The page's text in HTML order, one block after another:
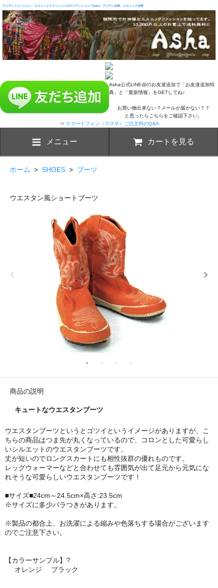
アジアンファッション・エスニックファッションのアジアンショップAsha・アジアン衣料、エスニック衣料
Asha公式LINE@のお友達追加で「お友達追加特
典」と「最新情報」をGETしてね♪
お買い物出来ない？メールが届かない？？
と思ったらこちらをご確認下さい。
⇒ スマートフォン（スマホ）ご注文時のQ&A
メニュー カートを見る
ホーム > SHOES > ブーツ
ウエスタン風ショートブーツ
商品の説明
キュートなウエスタンブーツ
ウエスタンブーツというとゴツイというイメージがありますが、こ
ちらの商品はつま先が丸くなっているので、コロンとした可愛らし
いシルエットのウエスタンブーツです。
丈が短いのでロングスカートにも相性抜群の優れものです。
レッグウォーマーなどと合わせても雰囲気が出て足元から元気にな
れそうな可愛らしいウエスタンブーツです！
■サイズ■24cm～24.5cm×高さ:23.5cm
※サイズに多少バラつきがあります。
※製品の都合上、お洗濯による縮みや色落ちする場合がございます
のでご注意下さい。
【カラーサンプル】?
オレンジ
ブラック